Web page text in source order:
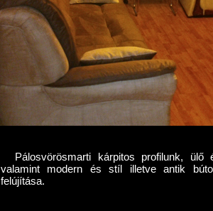
Pálosvörösmarti kárpitos profilunk,
valamint modern és stíl illetve antik
felújítása.